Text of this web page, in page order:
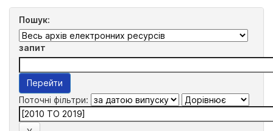
Пошук:
запит
Поточні фільтри: